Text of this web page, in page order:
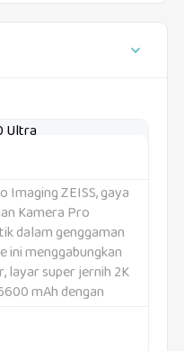
ZEISS, gaya
Kamera Pro
dalam genggaman
ini menggabungkan
layar super jernih 2K
mAh dengan
ini memberikan